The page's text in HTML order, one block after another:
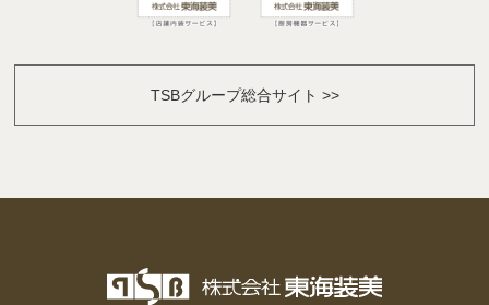
TSBグループ総合サイト >>